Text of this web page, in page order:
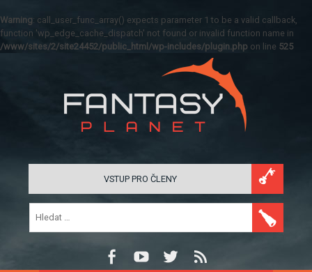
Warning: call_user_func_array() expects parameter 1 to be a valid callback,
function 'wp_edge_cache_dispatch' not found or invalid function name in
/www/sites/2/site24452/public_html/wp-includes/plugin.php on line 525
VSTUP PRO ČLENY